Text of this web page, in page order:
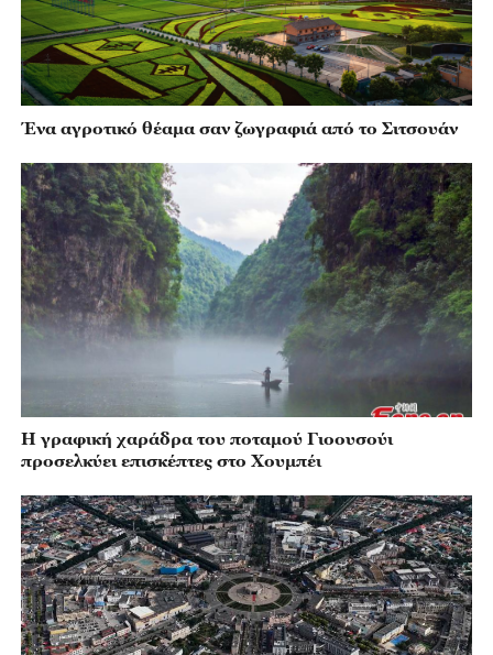
Ένα αγροτικό θέαμα σαν ζωγραφιά από το Σιτσουάν
Η γραφική χαράδρα του ποταμού Γιοουσούι
προσελκύει επισκέπτες στο Χουμπέι